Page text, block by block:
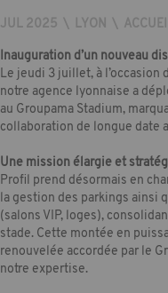
JUL 2025 \ LYON \
Inauguration d’un nouveau
Le jeudi 3 juillet, à l’occasion
notre agence lyonnaise a
au Groupama Stadium,
collaboration de longue date
Une mission élargie et
Profil prend désormais en
la gestion des parkings ainsi
(salons VIP, loges),
stade. Cette montée en
renouvelée accordée par le
notre expertise.